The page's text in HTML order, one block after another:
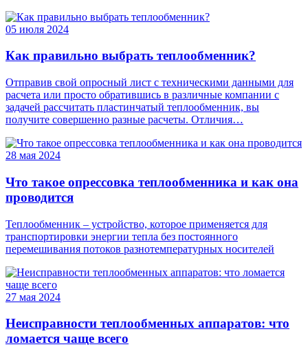
05 июля 2024
Как правильно выбрать теплообменник?
Отправив свой опросный лист с техническими данными для
расчета или просто обратившись в различные компании с
задачей рассчитать пластинчатый теплообменник, вы
получите совершенно разные расчеты. Отличия…
28 мая 2024
Что такое опрессовка теплообменника и как она
проводится
Теплообменник – устройство, которое применяется для
транспортировки энергии тепла без постоянного
перемешивания потоков разнотемпературных носителей
27 мая 2024
Неисправности теплообменных аппаратов: что
ломается чаще всего